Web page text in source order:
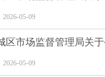
05-09
区市场监督管理局关
05-09